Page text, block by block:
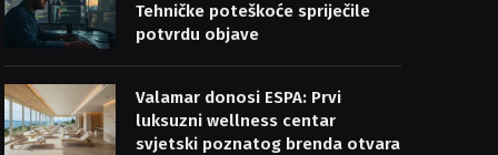
Tehničke poteškoće spriječile
potvrdu objave
Valamar donosi ESPA: Prvi
luksuzni wellness centar
svjetski poznatog brenda otvara